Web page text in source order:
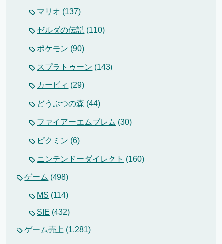
マリオ (137)
ゼルダの伝説 (110)
ポケモン (90)
スプラトゥーン (143)
カービィ (29)
どうぶつの森 (44)
ファイアーエムブレム (30)
ピクミン (6)
ニンテンドーダイレクト (160)
ゲーム (498)
MS (114)
SIE (432)
ゲーム売上 (1,281)